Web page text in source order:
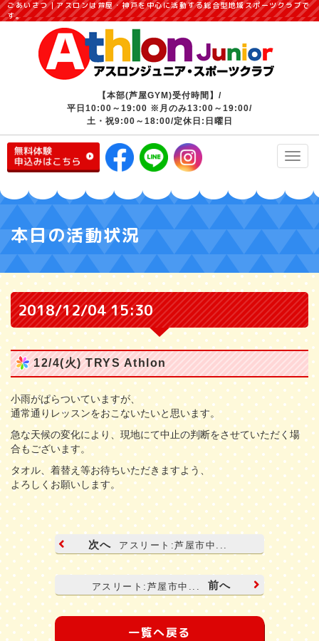
ごあいさつ｜アスロンは芦屋・神戸を中心に活動する総合型地域スポーツクラブで
す。
【本部(芦屋GYM)受付時間】/
平日10:00～19:00 ※月のみ13:00～19:00/
土・祝9:00～18:00/定休日:日曜日
本日の活動状況
2018/12/04 15:30
12/4(火) TRYS Athlon
小雨がぱらついていますが、
通常通りレッスンをおこないたいと思います。
急な天候の変化により、現地にて中止の判断をさせていただく場
合もございます。
タオル、着替え等お待ちいただきますよう、
よろしくお願いします。
次へ アスリート:芦屋市中...
アスリート:芦屋市中... 前へ
一覧へ戻る